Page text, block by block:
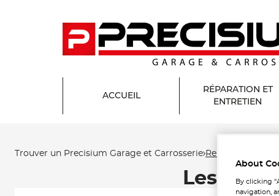
ACCUEIL
RÉPARATION ET
ENTRETIEN
Trouver un Precisium Garage et Carrosserie Renac
Les
About
By clicking
navigation,